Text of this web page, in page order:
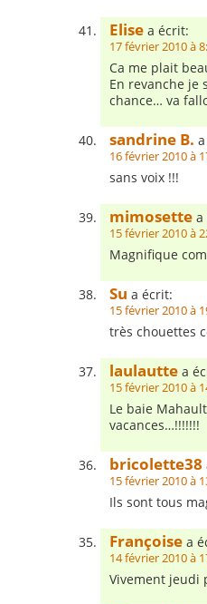
Elise a écrit:
17 février 2010 à
Ca me plait
En revanche je
chance… va
sandrine B.
16 février 2010 à
sans voix !!!
mimosette a
15 février 2010 à
Magnifique
Su a écrit:
15 février 2010 à
très chouettes
laulautte a
15 février 2010 à
Le baie
vacances…!!!!!!!
bricolette38
15 février 2010 à
Ils sont tous
Françoise a
14 février 2010 à
Vivement jeudi